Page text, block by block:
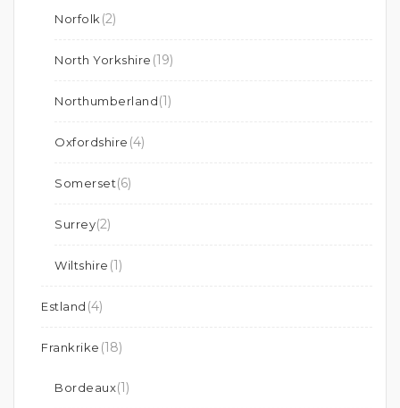
Norfolk (2)
North Yorkshire (19)
Northumberland(1)
Oxfordshire (4)
Somerset(6)
Surrey(2)
Wiltshire (1)
Estland (4)
Frankrike (18)
Bordeaux(1)